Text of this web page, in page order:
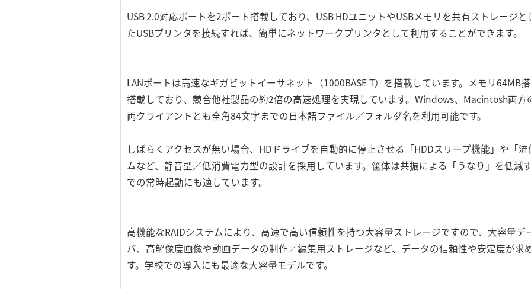
USB 2.0対応ポートを2ポート搭載しており、USB HDユニットやUSBメモリを共有ストレージ
たUSBプリンタを接続すれば、簡単にネットワークプリンタとして利用することができます。
LANポートは高速なギガビットイーサネット（1000BASE-T）を搭載しています。メモリ64MB
搭載しており、競合他社製品の約2倍の高速処理を実現しています。Windows、Macintosh両
両クライアントとも全角84文字までの日本語ファイル／フォルダ名を利用可能です。
しばらくアクセスが無い場合、HDドライブを自動的に停止させる「HDDスリープ機能」や「
ムなど、静音型／低消費電力型の設計を採用しています。筐体は共振による「うなり」を低減
での常時起動にも適しています。
高機能なRAIDシステムにより、高速で高い信頼性を持つ大容量ストレージですので、大容量
バ、高解像度画像や動画データの制作／編集用ストレージなど、データの信頼性や安定度が求
す。学校での導入にも最適な大容量モデルです。